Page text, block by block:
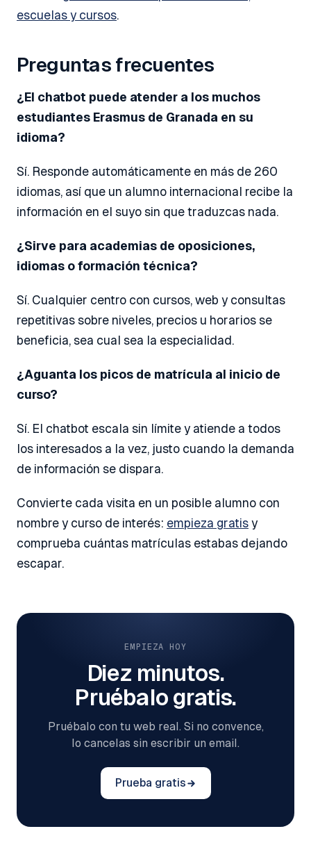
escuelas y cursos.
Preguntas frecuentes
¿El chatbot puede atender a los muchos
estudiantes Erasmus de Granada en su
idioma?
Sí. Responde automáticamente en más de 260
idiomas, así que un alumno internacional recibe la
información en el suyo sin que traduzcas nada.
¿Sirve para academias de oposiciones,
idiomas o formación técnica?
Sí. Cualquier centro con cursos, web y consultas
repetitivas sobre niveles, precios u horarios se
beneficia, sea cual sea la especialidad.
¿Aguanta los picos de matrícula al inicio de
curso?
Sí. El chatbot escala sin límite y atiende a todos
los interesados a la vez, justo cuando la demanda
de información se dispara.
Convierte cada visita en un posible alumno con
nombre y curso de interés: empieza gratis y
comprueba cuántas matrículas estabas dejando
escapar.
EMPIEZA HOY
Diez minutos.
Pruébalo gratis.
Pruébalo con tu web real. Si no convence,
lo cancelas sin escribir un email.
Prueba gratis